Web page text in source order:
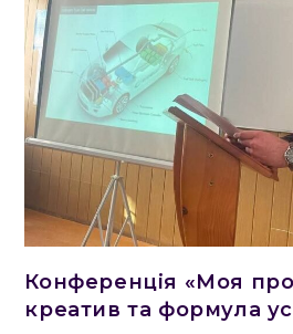
Конференція «Моя
креатив та формула